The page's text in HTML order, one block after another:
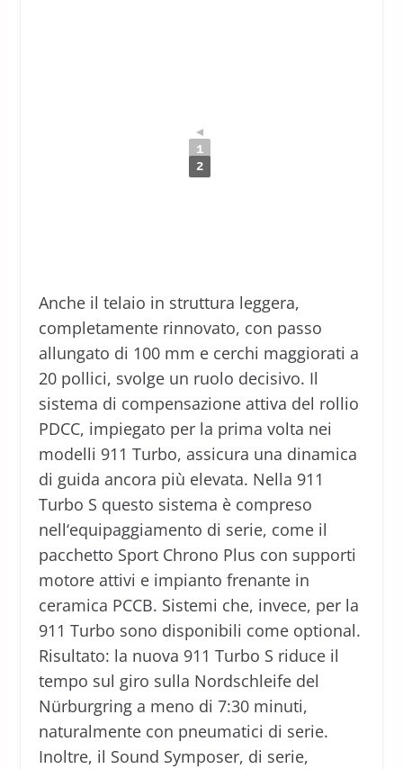
◄
1
2
Anche il telaio in struttura leggera,
completamente rinnovato, con passo
allungato di 100 mm e cerchi maggiorati a
20 pollici, svolge un ruolo decisivo. Il
sistema di compensazione attiva del rollio
PDCC, impiegato per la prima volta nei
modelli 911 Turbo, assicura una dinamica
di guida ancora più elevata. Nella 911
Turbo S questo sistema è compreso
nell‘equipaggiamento di serie, come il
pacchetto Sport Chrono Plus con supporti
motore attivi e impianto frenante in
ceramica PCCB. Sistemi che, invece, per la
911 Turbo sono disponibili come optional.
Risultato: la nuova 911 Turbo S riduce il
tempo sul giro sulla Nordschleife del
Nürburgring a meno di 7:30 minuti,
naturalmente con pneumatici di serie.
Inoltre, il Sound Symposer, di serie,